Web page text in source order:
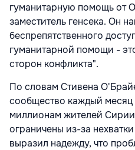
гуманитарную помощь от
заместитель генсека. Он
беспрепятственного
гуманитарной помощи -
сторон конфликта".
По словам Стивена
сообщество каждый
миллионам жителей
ограничены из-за
выразил надежду, что